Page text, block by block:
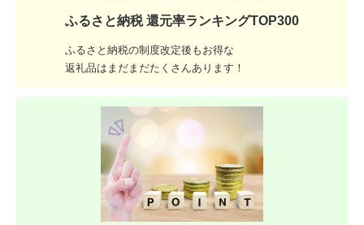
ふるさと納税 還元率ランキングTOP300
ふるさと納税の制度改定後もお得な
返礼品はまだまだたくさんあります！